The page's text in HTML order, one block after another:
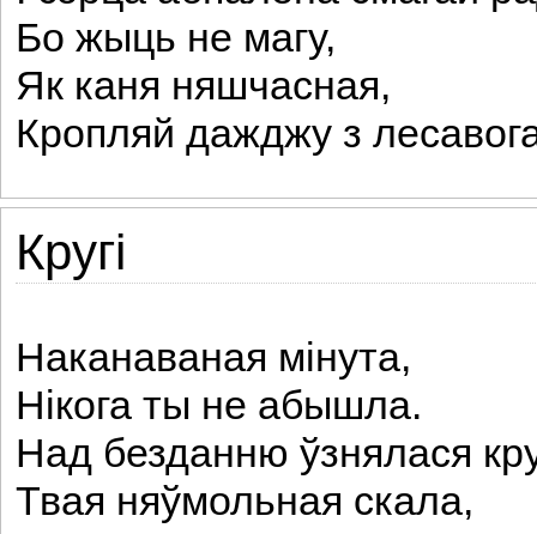
Бо жыць не магу,
Як каня няшчасная,
Кропляй дажджу з
Кругі
Наканаваная мінута,
Нікога ты не абышла.
Над безданню ўзнялася
Твая няўмольная скала,